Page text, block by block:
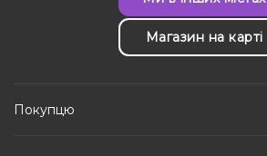
Магазин на карті
Покупцю